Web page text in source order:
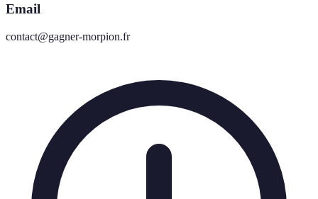
Email
contact@gagner-morpion.fr